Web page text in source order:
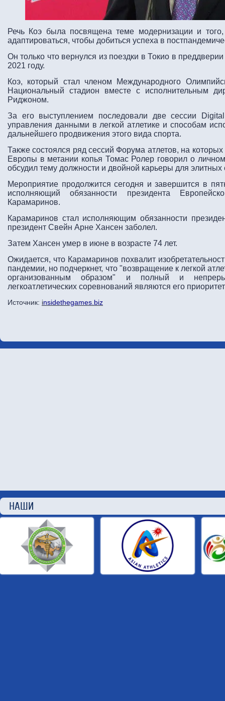
Речь Коэ была посвящена теме модернизации и того,
адаптироваться, чтобы добиться успеха в
Он только что вернулся из поездки в Токио в
2021 году.
Коэ, который стал членом Международного
Национальный стадион вместе с исполнительным
Риджоном.
За его выступлением последовали две сессии
управления данными в легкой атлетике и способам
дальнейшего продвижения этого вида спорта.
Также состоялся ряд сессий Форума атлетов, на
Европы в метании копья Томас Ролер говорил о
обсудил тему должности и двойной карьеры для элитных
Мероприятие продолжится сегодня и завершится в
исполняющий обязанности президента
Карамаринов.
Карамаринов стал исполняющим обязанности
президент Свейн Арне Хансен заболел.
Затем Хансен умер в июне в возрасте 74 лет.
Ожидается, что Карамаринов похвалит
пандемии, но подчеркнет, что "возвращение к легкой
организованным образом" и полный и
легкоатлетических соревнований являются его
Источник: insidethegames.biz
НАШИ